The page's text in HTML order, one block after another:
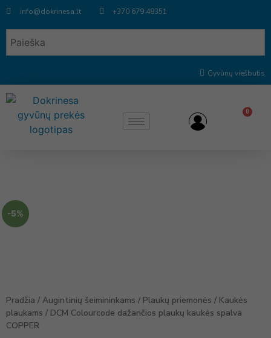
info@dokrinesa.lt +370 679 48351
Gyvūnų viešbutis
0
-5%
Pradžia / Augintinių šeimininkams / Plaukų priemonės / Kaukės
plaukams / DCM Colourcode dažančios plaukų kaukės spalva
COPPER